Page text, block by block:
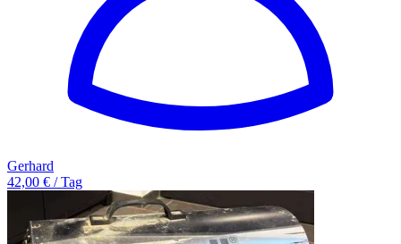
Gerhard
42,00 € / Tag